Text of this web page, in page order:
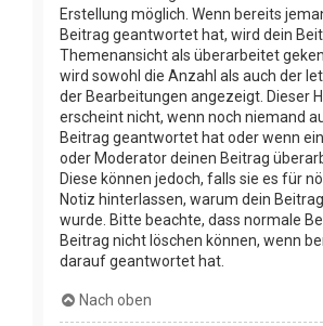
Erstellung möglich. Wenn bereits
Beitrag geantwortet hat, wird dein
Themenansicht als überarbeitet
wird sowohl die Anzahl als auch der
der Bearbeitungen angezeigt. Dieser
erscheint nicht, wenn noch niemand
Beitrag geantwortet hat oder wenn
oder Moderator deinen Beitrag
Diese können jedoch, falls sie es für
Notiz hinterlassen, warum dein
wurde. Bitte beachte, dass normale
Beitrag nicht löschen können, wenn
darauf geantwortet hat.
Nach oben